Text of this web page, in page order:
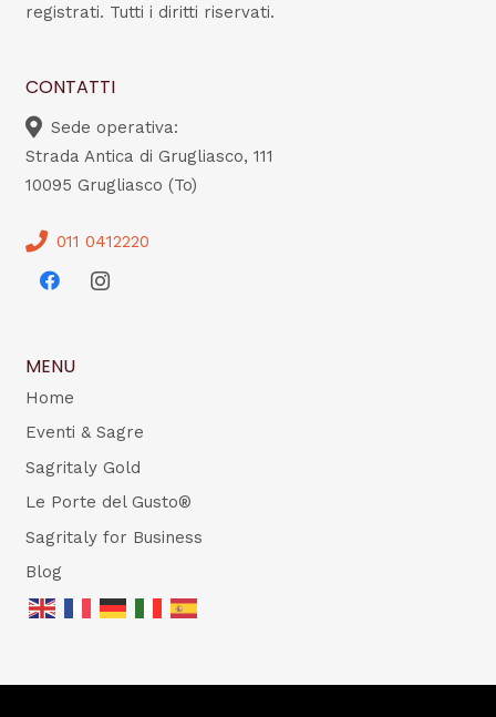
registrati. Tutti i diritti riservati.
CONTATTI
Sede operativa:
Strada Antica di Grugliasco, 111
10095 Grugliasco (To)
011 0412220
MENU
Home
Eventi & Sagre
Sagritaly Gold
Le Porte del Gusto®
Sagritaly for Business
Blog